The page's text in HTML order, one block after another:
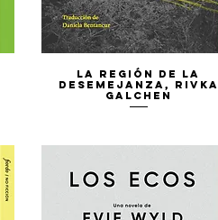
Vista rápida
La región de la
desemejanza, Rivka
Galchen